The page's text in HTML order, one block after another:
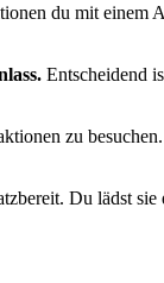
du mit einem
Entscheidend
zu
Du lädst